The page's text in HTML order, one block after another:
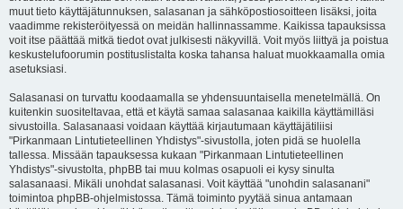
muut tieto käyttäjätunnuksen, salasanan ja sähköpostiosoitteen lisäksi, joita
vaadimme rekisteröityessä on meidän hallinnassamme. Kaikissa tapauksissa
voit itse päättää mitkä tiedot ovat julkisesti näkyvillä. Voit myös liittyä ja poistua
keskustelufoorumin postituslistalta koska tahansa haluat muokkaamalla omia
asetuksiasi.
Salasanasi on turvattu koodaamalla se yhdensuuntaisella menetelmällä. On
kuitenkin suositeltavaa, että et käytä samaa salasanaa kaikilla käyttämilläsi
sivustoilla. Salasanaasi voidaan käyttää kirjautumaan käyttäjätiliisi
"Pirkanmaan Lintutieteellinen Yhdistys"-sivustolla, joten pidä se huolella
tallessa. Missään tapauksessa kukaan "Pirkanmaan Lintutieteellinen
Yhdistys"-sivustolta, phpBB tai muu kolmas osapuoli ei kysy sinulta
salasanaasi. Mikäli unohdat salasanasi. Voit käyttää "unohdin salasanani"
toimintoa phpBB-ohjelmistossa. Tämä toiminto pyytää sinua antamaan